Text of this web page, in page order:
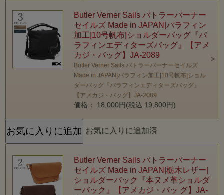
Butler Verner Sails バトラーバーナー
セイルズ Made in JAPAN|パラフィン
加工|10号帆布|ショルダーバッグ『パ
ラフィンエディターズバッグ』【アメ
カジ・バッグ】JA-2089
Butler Verner Sails バトラーバーナーセイルズ
Made in JAPAN|パラフィン加工|10号帆布|ショル
ダーバッグ『パラフィンエディターズバッグ』
【アメカジ・バッグ】JA-2089
価格： 18,000円(税込 19,800円)
お気に入りに追加済
Butler Verner Sails バトラーバーナー
セイルズ Made in JAPAN|栃木レザー|
ショルダーバック『本ヌメ革ショルダ
ーバック』【アメカジ・バッ グ】JA-